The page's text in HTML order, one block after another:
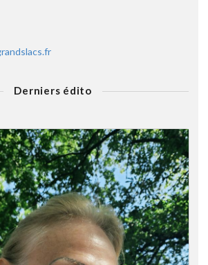
Derniers édito